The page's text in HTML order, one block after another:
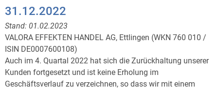
31.12.2022
Stand: 01.02.2023
VALORA EFFEKTEN HANDEL AG, Ettlingen (WKN 760 010 /
ISIN DE0007600108)
Auch im 4. Quartal 2022 hat sich die Zurückhaltung unserer
Kunden fortgesetzt und ist keine Erholung im
Geschäftsverlauf zu verzeichnen, so dass wir mit einem